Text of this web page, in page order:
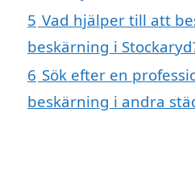
5 Vad hjälper till att
beskärning i
6 Sök efter en
beskärning i andra